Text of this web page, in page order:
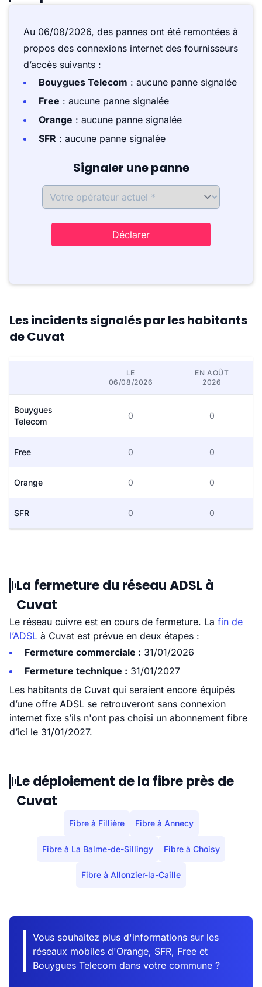
Au 06/08/2026, des pannes ont été remontées à
propos des connexions internet des fournisseurs
d’accès suivants :
Bouygues Telecom : aucune panne signalée
Free : aucune panne signalée
Orange : aucune panne signalée
SFR : aucune panne signalée
Signaler une panne
Déclarer
Les incidents signalés par les habitants
de Cuvat
LE
06/08/2026
EN AOÛT
2026
Bouygues
Telecom
0 0
Free 0 0
Orange 0 0
SFR 0 0
La fermeture du réseau ADSL à
Cuvat
Le réseau cuivre est en cours de fermeture. La fin de
l’ADSL à Cuvat est prévue en deux étapes :
Fermeture commerciale : 31/01/2026
Fermeture technique : 31/01/2027
Les habitants de Cuvat qui seraient encore équipés
d’une offre ADSL se retrouveront sans connexion
internet fixe s’ils n'ont pas choisi un abonnement fibre
d’ici le 31/01/2027.
Le déploiement de la fibre près de
Cuvat
Fibre à Fillière Fibre à Annecy
Fibre à La Balme-de-Sillingy Fibre à Choisy
Fibre à Allonzier-la-Caille
Vous souhaitez plus d'informations sur les
réseaux mobiles d'Orange, SFR, Free et
Bouygues Telecom dans votre commune ?